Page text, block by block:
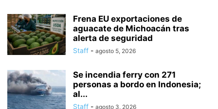
Frena EU exportaciones de
aguacate de Michoacán tras
alerta de seguridad
Staff - agosto 5, 2026
Se incendia ferry con 271
personas a bordo en Indonesia;
al...
Staff - agosto 3, 2026